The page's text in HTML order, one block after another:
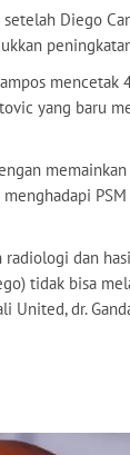
Diego
mencetak
yang baru
PSM
dan
tidak bisa
United, dr.